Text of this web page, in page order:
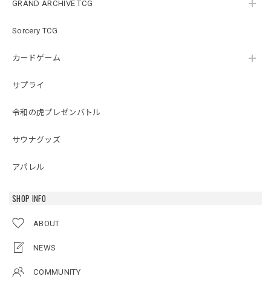
GRAND ARCHIVE TCG
Sorcery TCG
カードゲーム
サプライ
令和の虎プレゼンバトル
サウナグッズ
アパレル
SHOP INFO
ABOUT
NEWS
COMMUNITY